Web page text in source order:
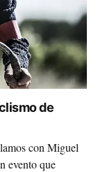
de
con Miguel
evento que